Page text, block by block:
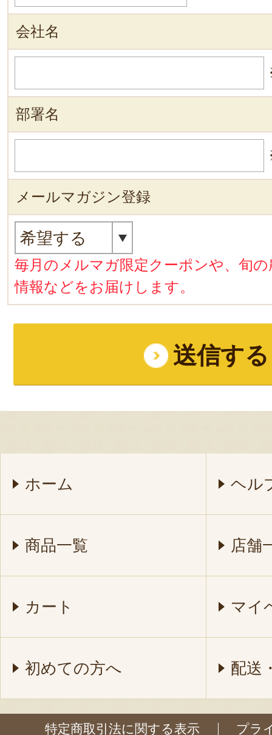
会社名
部署名
メールマガジン登録
毎月のメルマガ限定クーポンや、旬
情報などをお届けします。
ホーム ヘル
商品一覧 店舗
カート マイ
初めての方へ 配送
特定商取引法に関する表示 プラ